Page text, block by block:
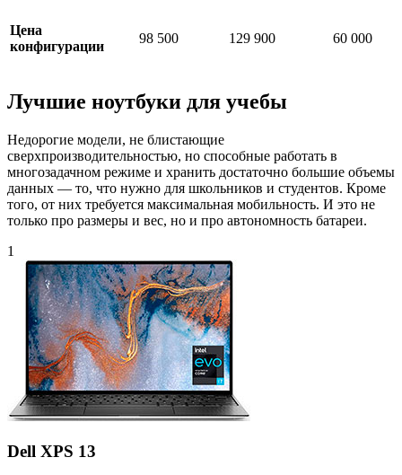
Цена
конфигурации
98 500 129 900 60 000
Лучшие ноутбуки для учебы
Недорогие модели, не блистающие
сверхпроизводительностью, но способные работать в
многозадачном режиме и хранить достаточно большие объемы
данных — то, что нужно для школьников и студентов. Кроме
того, от них требуется максимальная мобильность. И это не
только про размеры и вес, но и про автономность батареи.
1
Dell XPS 13